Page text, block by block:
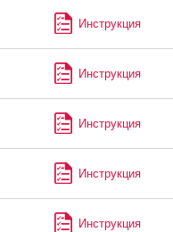
Инструкция
Инструкция
Инструкция
Инструкция
Инструкция